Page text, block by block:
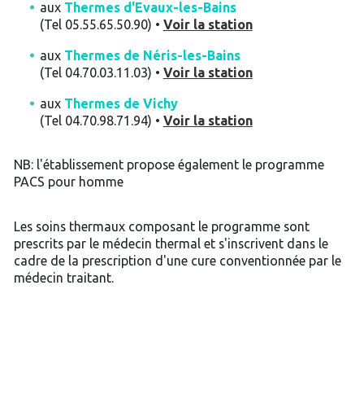
aux Thermes d'Evaux-les-Bains
(Tel 05.55.65.50.90) • Voir la station
aux Thermes de Néris-les-Bains
(Tel 04.70.03.11.03) • Voir la station
aux Thermes de Vichy
(Tel 04.70.98.71.94) • Voir la station
NB: l'établissement propose également le programme
PACS pour homme
Les soins thermaux composant le programme sont
prescrits par le médecin thermal et s'inscrivent dans le
cadre de la prescription d'une cure conventionnée par le
médecin traitant.